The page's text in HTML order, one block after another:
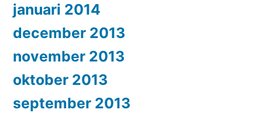
januari 2014
december 2013
november 2013
oktober 2013
september 2013